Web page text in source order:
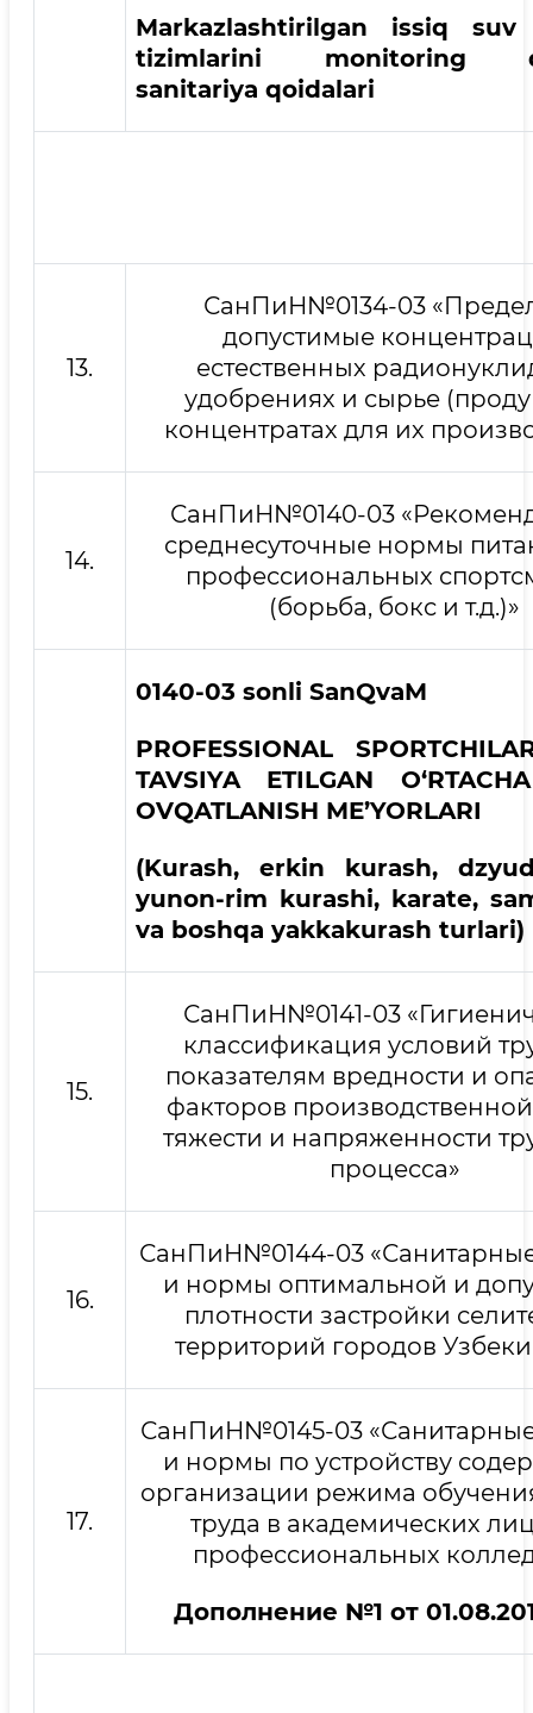
Markazlashtirilgan issiq suv
tizimlarini monitoring
sanitariya qoidalari
13.
СанПиН№0134-03
допустимые
естественных
удобрениях и сырье
концентратах для их
14.
СанПиН№0140-03
среднесуточные нормы
профессиональных
(борьба, бокс и т.д.)»
0140-03 sonli SanQvaM
PROFESSIONAL
TAVSIYA ETILGAN
OVQATLANISH ME’YORLARI
(Kurash, erkin kurash,
yunon-rim kurashi, karate,
va boshqa yakkakurash turlari)
15.
СанПиН№0141-03
классификация условий
показателям вредности и
факторов
тяжести и напряженности
процесса»
16.
СанПиН№0144-03
и нормы оптимальной и
плотности застройки
территорий городов
17.
СанПиН№0145-03
и нормы по устройству
организации режима
труда в академических
профессиональных
Дополнение №1 от